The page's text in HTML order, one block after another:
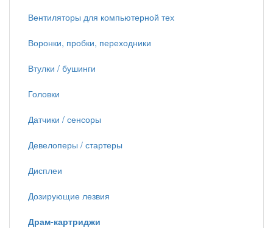
Вентиляторы для компьютерной тех
Воронки, пробки, переходники
Втулки / бушинги
Головки
Датчики / сенсоры
Девелоперы / стартеры
Дисплеи
Дозирующие лезвия
Драм-картриджи